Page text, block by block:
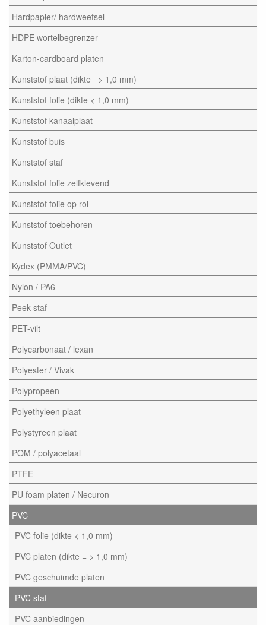
Hardpapier/ hardweefsel
HDPE wortelbegrenzer
Karton-cardboard platen
Kunststof plaat (dikte => 1,0 mm)
Kunststof folie (dikte < 1,0 mm)
Kunststof kanaalplaat
Kunststof buis
Kunststof staf
Kunststof folie zelfklevend
Kunststof folie op rol
Kunststof toebehoren
Kunststof Outlet
Kydex (PMMA/PVC)
Nylon / PA6
Peek staf
PET-vilt
Polycarbonaat / lexan
Polyester / Vivak
Polypropeen
Polyethyleen plaat
Polystyreen plaat
POM / polyacetaal
PTFE
PU foam platen / Necuron
PVC
PVC folie (dikte < 1,0 mm)
PVC platen (dikte = > 1,0 mm)
PVC geschuimde platen
PVC staf
PVC aanbiedingen